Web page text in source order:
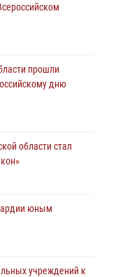
прошли
дню
области стал
юным
учреждений к